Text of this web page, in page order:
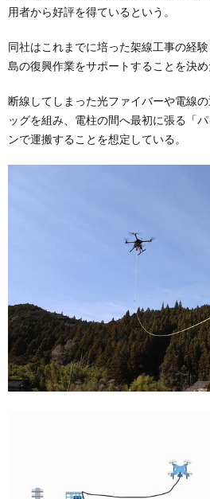
用者から好評を得ているという。
同社はこれまでに培った架線工事の経
島の復興作業をサポートすることを決め
断線してしまった光ファイバーや電線
ッグを組み、電柱の間へ最初に張る「
ンで運搬することを想定している。